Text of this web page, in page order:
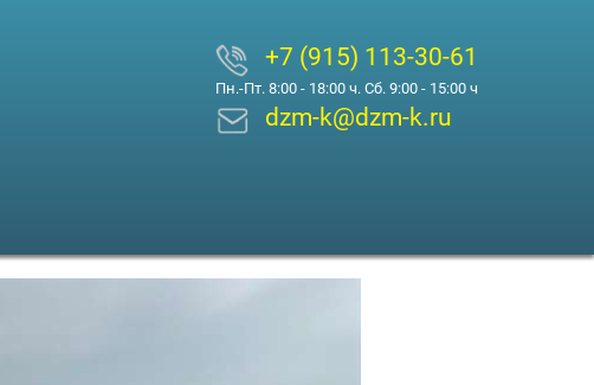
+7 (915) 113-30-61
Пн.-Пт. 8:00 - 18:00 ч. Сб. 9:00 - 15:00 ч
dzm-k@dzm-k.ru